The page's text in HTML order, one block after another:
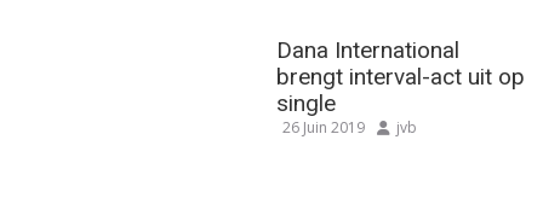
Dana International
brengt interval-act uit op
single
26 Juin 2019 jvb